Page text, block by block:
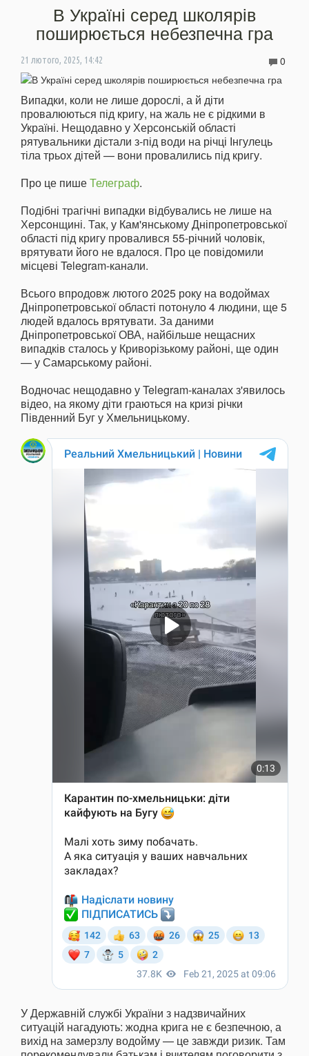
В Україні серед школярів
поширюється небезпечна гра
21 лютого, 2025, 14:42 0
Випадки, коли не лише дорослі, а й діти
провалюються під кригу, на жаль не є рідкими в
Україні. Нещодавно у Херсонській області
рятувальники дістали з-під води на річці Інгулець
тіла трьох дітей — вони провалились під кригу.
Про це пишеТелеграф.
Подібні трагічні випадки відбувались не лише на
Херсонщині. Так, у Кам'янському Дніпропетровської
області під кригу провалився 55-річний чоловік,
врятувати його не вдалося. Про це повідомили
місцеві Telegram-канали.
Всього впродовж лютого 2025 року на водоймах
Дніпропетровської області потонуло 4 людини, ще 5
людей вдалось врятувати. За даними
Дніпропетровської ОВА, найбільше нещасних
випадків сталось у Криворізькому районі, ще один
— у Самарському районі.
Водночас нещодавно у Telegram-каналах з'явилось
відео, на якому діти граються на кризі річки
Південний Буг у Хмельницькому.
У Державній службі України з надзвичайних
ситуацій нагадують: жодна крига не є безпечною, а
вихід на замерзлу водойму — це завжди ризик. Там